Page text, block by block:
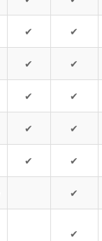
✔ ✔
✔ ✔
✔ ✔
✔ ✔
✔ ✔
✔
✔